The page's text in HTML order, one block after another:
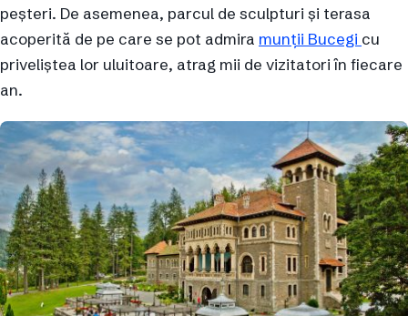
peșteri. De asemenea, parcul de sculpturi și terasa
acoperită de pe care se pot admira munții Bucegi cu
priveliștea lor uluitoare, atrag mii de vizitatori în fiecare
an.